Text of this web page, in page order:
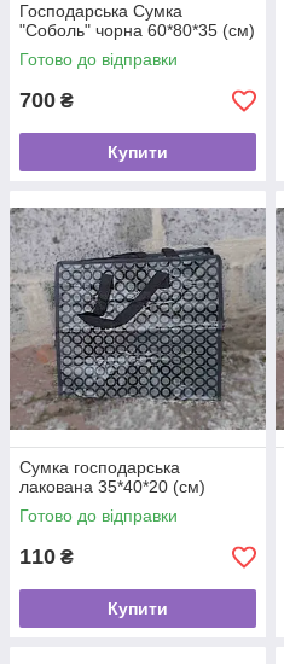
Господарська Сумка
"Соболь" чорна 60*80*35 (см)
Готово до відправки
700 ₴
Купити
Сумка господарська
лакована 35*40*20 (см)
Готово до відправки
110 ₴
Купити